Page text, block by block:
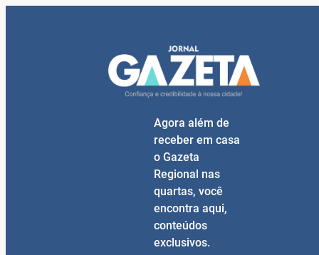
Agora além de
receber em casa
o Gazeta
Regional nas
quartas, você
encontra aqui,
conteúdos
exclusivos.